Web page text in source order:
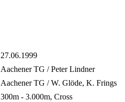
27.06.1999
Aachener TG / Peter Lindner
Aachener TG / W. Glöde, K. Frings
300m - 3.000m, Cross